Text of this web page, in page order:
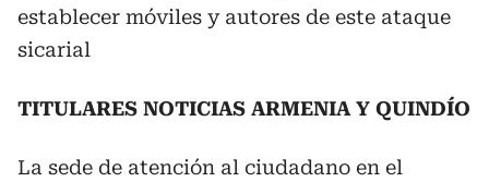
establecer móviles y autores de este ataque
sicarial
TITULARES NOTICIAS ARMENIA Y QUINDÍO
La sede de atención al ciudadano en el